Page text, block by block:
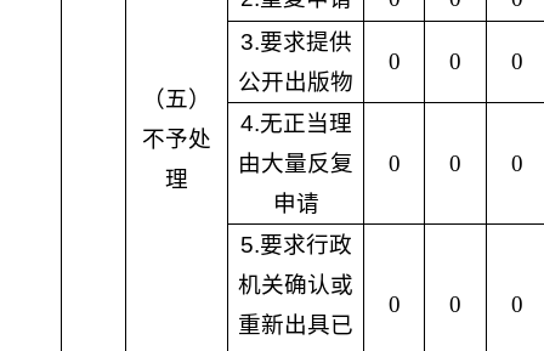
（五）
不予处
理
3.要求提供
公开出版物
0 0 0
4.无正当理
由大量反复
申请
0 0 0
5.要求行政
机关确认或
重新出具已
0 0 0